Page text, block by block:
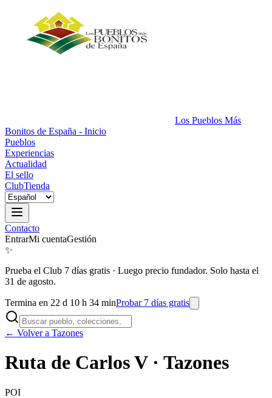
Los Pueblos Más
Bonitos de España - Inicio
Pueblos
Experiencias
Actualidad
El sello
ClubTienda
Contacto
EntrarMi cuentaGestión
✨
Prueba el Club 7 días gratis · Luego precio fundador. Solo hasta el
31 de agosto.
Termina en 22 d 10 h 34 minProbar 7 días gratis
← Volver a Tazones
Ruta de Carlos V · Tazones
POI